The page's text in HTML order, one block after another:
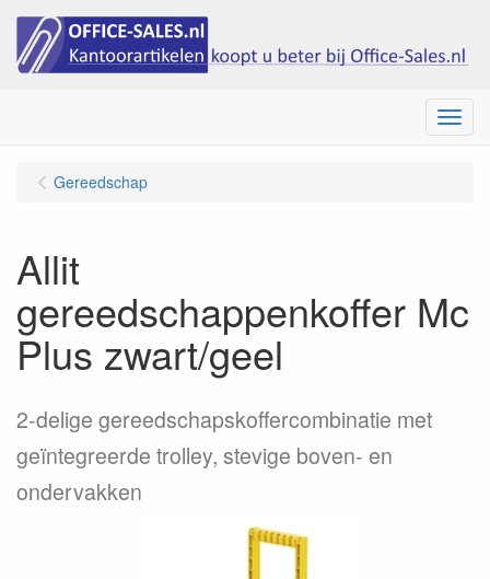
Menu
Gereedschap
Allit
gereedschappenkoffer Mc
Plus zwart/geel
2-delige gereedschapskoffercombinatie met
geïntegreerde trolley, stevige boven- en
ondervakken